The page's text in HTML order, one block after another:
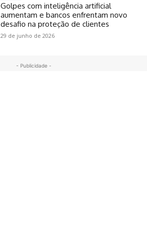
Golpes com inteligência artificial
aumentam e bancos enfrentam novo
desafio na proteção de clientes
29 de junho de 2026
- Publicidade -